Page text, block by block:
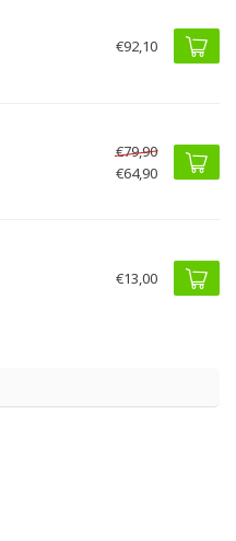
€92,10
€79,90
€64,90
€13,00